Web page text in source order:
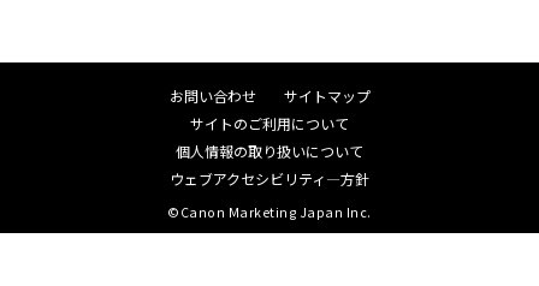
お問い合わせ
サイトマップ
サイトのご利用について
個人情報の取り扱いについて
ウェブアクセシビリティ―方針
©Canon Marketing Japan Inc.